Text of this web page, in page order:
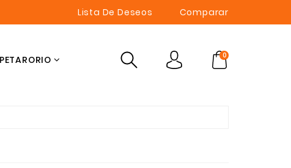
Lista De Deseos Comparar
0